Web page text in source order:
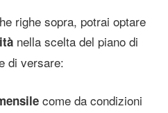
righe sopra, potrai optare
nella scelta del piano di
di versare:
come da condizioni